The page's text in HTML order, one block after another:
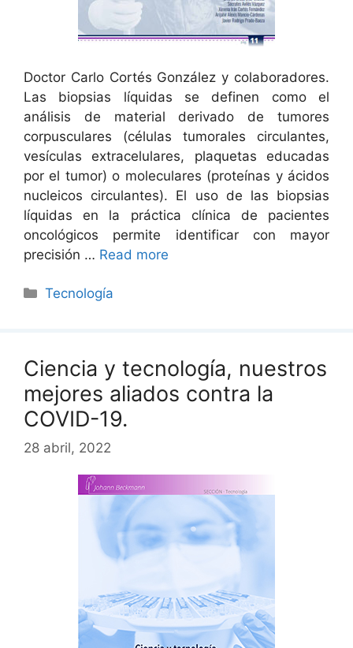
Doctor Carlo Cortés González y colaboradores.
Las biopsias líquidas se definen como el
análisis de material derivado de tumores
corpusculares (células tumorales circulantes,
vesículas extracelulares, plaquetas educadas
por el tumor) o moleculares (proteínas y ácidos
nucleicos circulantes). El uso de las biopsias
líquidas en la práctica clínica de pacientes
oncológicos permite identificar con mayor
precisión … Read more
Categorías
Tecnología
Ciencia y tecnología, nuestros
mejores aliados contra la
COVID-19.
28 abril, 2022